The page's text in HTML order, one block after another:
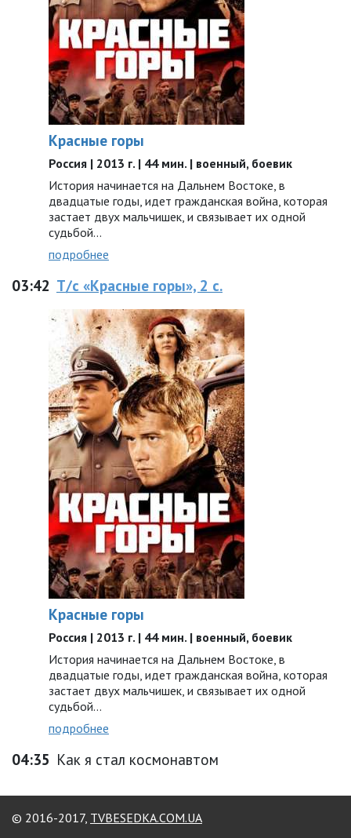
Красные горы
Россия | 2013 г. | 44 мин. | военный, боевик
История начинается на Дальнем Востоке, в
двадцатые годы, идет гражданская война, которая
застает двух мальчишек, и связывает их одной
судьбой…
подробнее
03:42 Т/с «Красные горы», 2 с.
Красные горы
Россия | 2013 г. | 44 мин. | военный, боевик
История начинается на Дальнем Востоке, в
двадцатые годы, идет гражданская война, которая
застает двух мальчишек, и связывает их одной
судьбой…
подробнее
04:35 Как я стал космонавтом
© 2016-2017, TVBESEDKA.COM.UA